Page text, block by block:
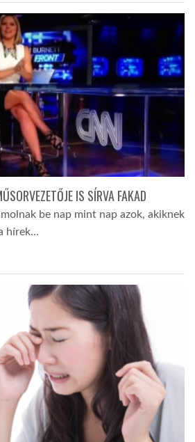
IS SÍRVA FAKAD
be nap mint nap azok, akiknek
hírek…